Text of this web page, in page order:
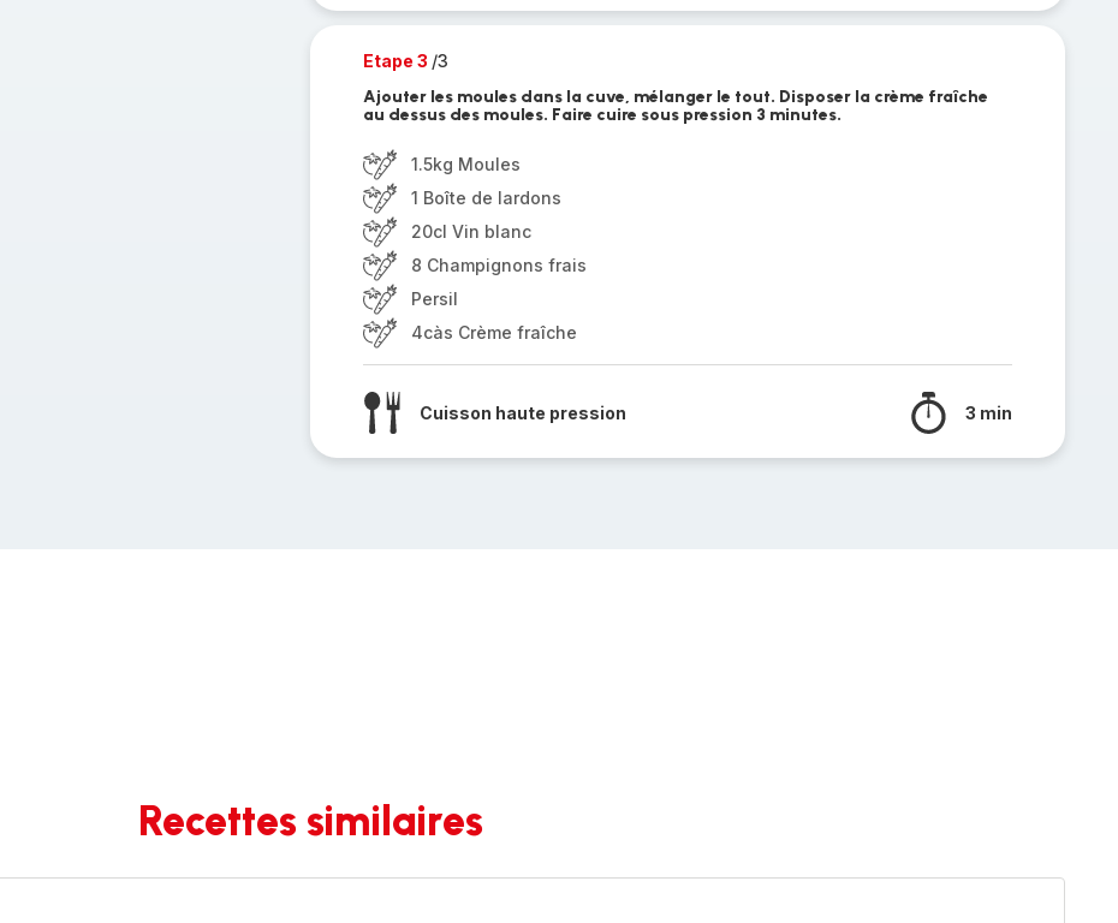
Etape 3 /3
Ajouter les moules dans la cuve, mélanger le tout. Disposer la crème fraîche
au dessus des moules. Faire cuire sous pression 3 minutes.
1.5kg Moules
1 Boîte de lardons
20cl Vin blanc
8 Champignons frais
Persil
4càs Crème fraîche
Cuisson haute pression 3 min
Recettes similaires